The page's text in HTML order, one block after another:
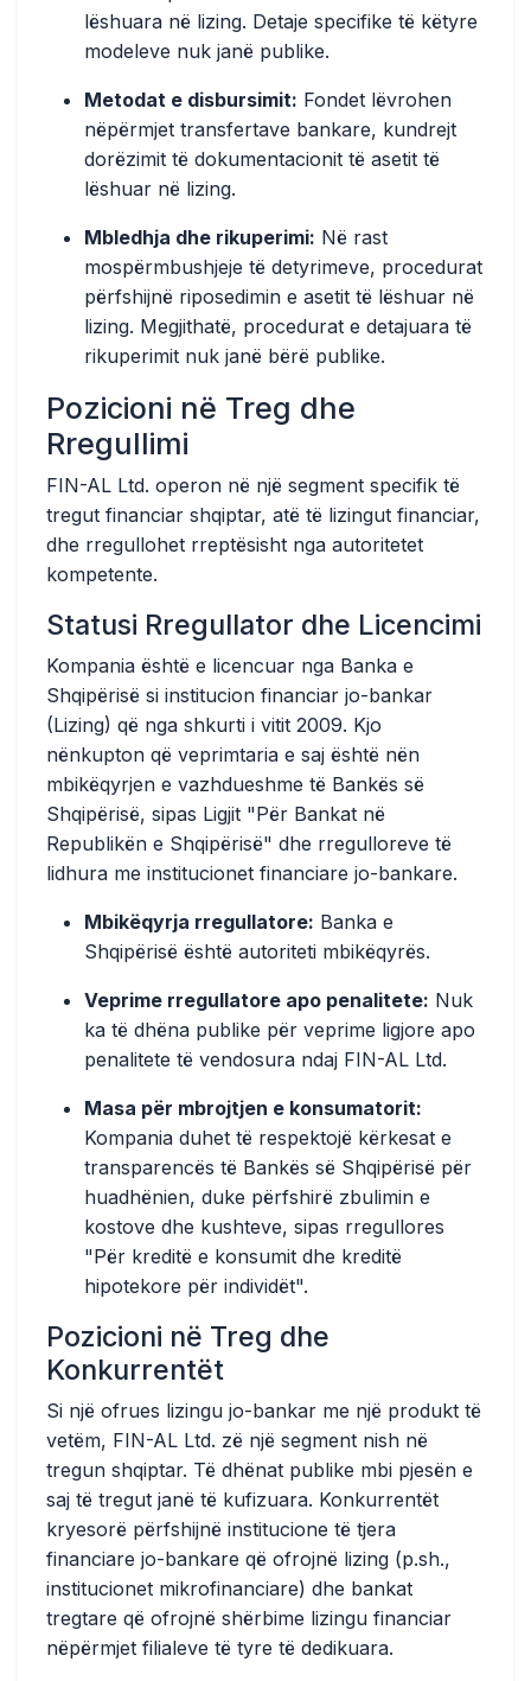
lëshuara në lizing. Detaje specifike të këtyre
modeleve nuk janë publike.
Metodat e disbursimit: Fondet lëvrohen
nëpërmjet transfertave bankare, kundrejt
dorëzimit të dokumentacionit të asetit të
lëshuar në lizing.
Mbledhja dhe rikuperimi: Në rast
mospërmbushjeje të detyrimeve, procedurat
përfshijnë riposedimin e asetit të lëshuar në
lizing. Megjithatë, procedurat e detajuara të
rikuperimit nuk janë bërë publike.
Pozicioni në Treg dhe
Rregullimi
FIN-AL Ltd. operon në një segment specifik të
tregut financiar shqiptar, atë të lizingut financiar,
dhe rregullohet rreptësisht nga autoritetet
kompetente.
Statusi Rregullator dhe Licencimi
Kompania është e licencuar nga Banka e
Shqipërisë si institucion financiar jo-bankar
(Lizing) që nga shkurti i vitit 2009. Kjo
nënkupton që veprimtaria e saj është nën
mbikëqyrjen e vazhdueshme të Bankës së
Shqipërisë, sipas Ligjit "Për Bankat në
Republikën e Shqipërisë" dhe rregulloreve të
lidhura me institucionet financiare jo-bankare.
Mbikëqyrja rregullatore: Banka e
Shqipërisë është autoriteti mbikëqyrës.
Veprime rregullatore apo penalitete: Nuk
ka të dhëna publike për veprime ligjore apo
penalitete të vendosura ndaj FIN-AL Ltd.
Masa për mbrojtjen e konsumatorit:
Kompania duhet të respektojë kërkesat e
transparencës të Bankës së Shqipërisë për
huadhënien, duke përfshirë zbulimin e
kostove dhe kushteve, sipas rregullores
"Për kreditë e konsumit dhe kreditë
hipotekore për individët".
Pozicioni në Treg dhe
Konkurrentët
Si një ofrues lizingu jo-bankar me një produkt të
vetëm, FIN-AL Ltd. zë një segment nish në
tregun shqiptar. Të dhënat publike mbi pjesën e
saj të tregut janë të kufizuara. Konkurrentët
kryesorë përfshijnë institucione të tjera
financiare jo-bankare që ofrojnë lizing (p.sh.,
institucionet mikrofinanciare) dhe bankat
tregtare që ofrojnë shërbime lizingu financiar
nëpërmjet filialeve të tyre të dedikuara.